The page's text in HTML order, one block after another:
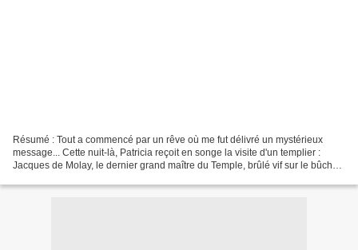
Résumé : Tout a commencé par un rêve où me fut délivré un mystérieux
message... Cette nuit-là, Patricia reçoit en songe la visite d'un templier :
Jacques de Molay, le dernier grand maître du Temple, brûlé vif sur le bûcher